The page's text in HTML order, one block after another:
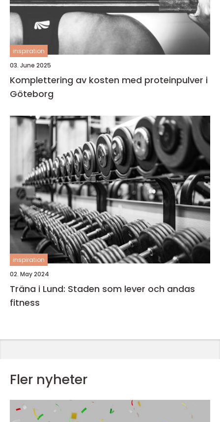
inspiration
03. June 2025
Komplettering av kosten med proteinpulver i
Göteborg
inspiration
02. May 2024
Träna i Lund: Staden som lever och andas
fitness
Fler nyheter